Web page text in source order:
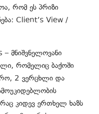
რომ ეს პრიზი
Client’s View /
მნიშვნელოვანი
რომელიც ბაქოში
2 ვერცხლი და
რაც კიდევ ერთხელ ხაზს